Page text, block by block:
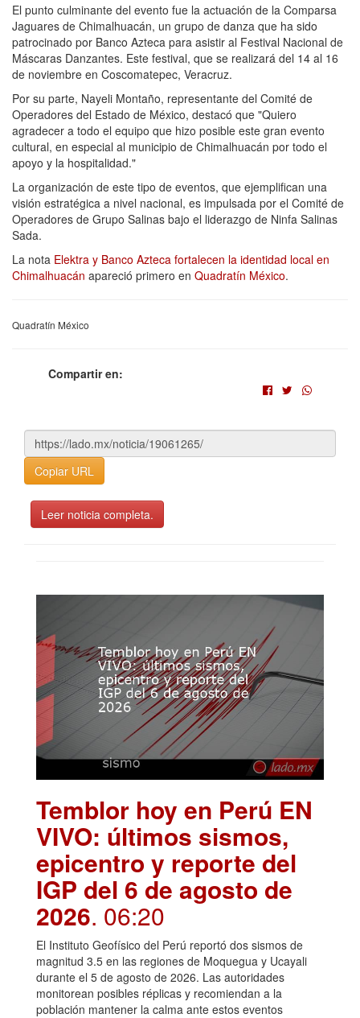
El punto culminante del evento fue la actuación de la Comparsa
Jaguares de Chimalhuacán, un grupo de danza que ha sido
patrocinado por Banco Azteca para asistir al Festival Nacional de
Máscaras Danzantes. Este festival, que se realizará del 14 al 16
de noviembre en Coscomatepec, Veracruz.
Por su parte, Nayeli Montaño, representante del Comité de
Operadores del Estado de México, destacó que "Quiero
agradecer a todo el equipo que hizo posible este gran evento
cultural, en especial al municipio de Chimalhuacán por todo el
apoyo y la hospitalidad."
La organización de este tipo de eventos, que ejemplifican una
visión estratégica a nivel nacional, es impulsada por el Comité de
Operadores de Grupo Salinas bajo el liderazgo de Ninfa Salinas
Sada.
La nota Elektra y Banco Azteca fortalecen la identidad local en
Chimalhuacán apareció primero en Quadratín México.
Quadratín México
Compartir en:
Copiar URL
Leer noticia completa.
Temblor hoy en Perú EN
VIVO: últimos sismos,
epicentro y reporte del
IGP del 6 de agosto de
2026. 06:20
El Instituto Geofísico del Perú reportó dos sismos de
magnitud 3.5 en las regiones de Moquegua y Ucayali
durante el 5 de agosto de 2026. Las autoridades
monitorean posibles réplicas y recomiendan a la
población mantener la calma ante estos eventos